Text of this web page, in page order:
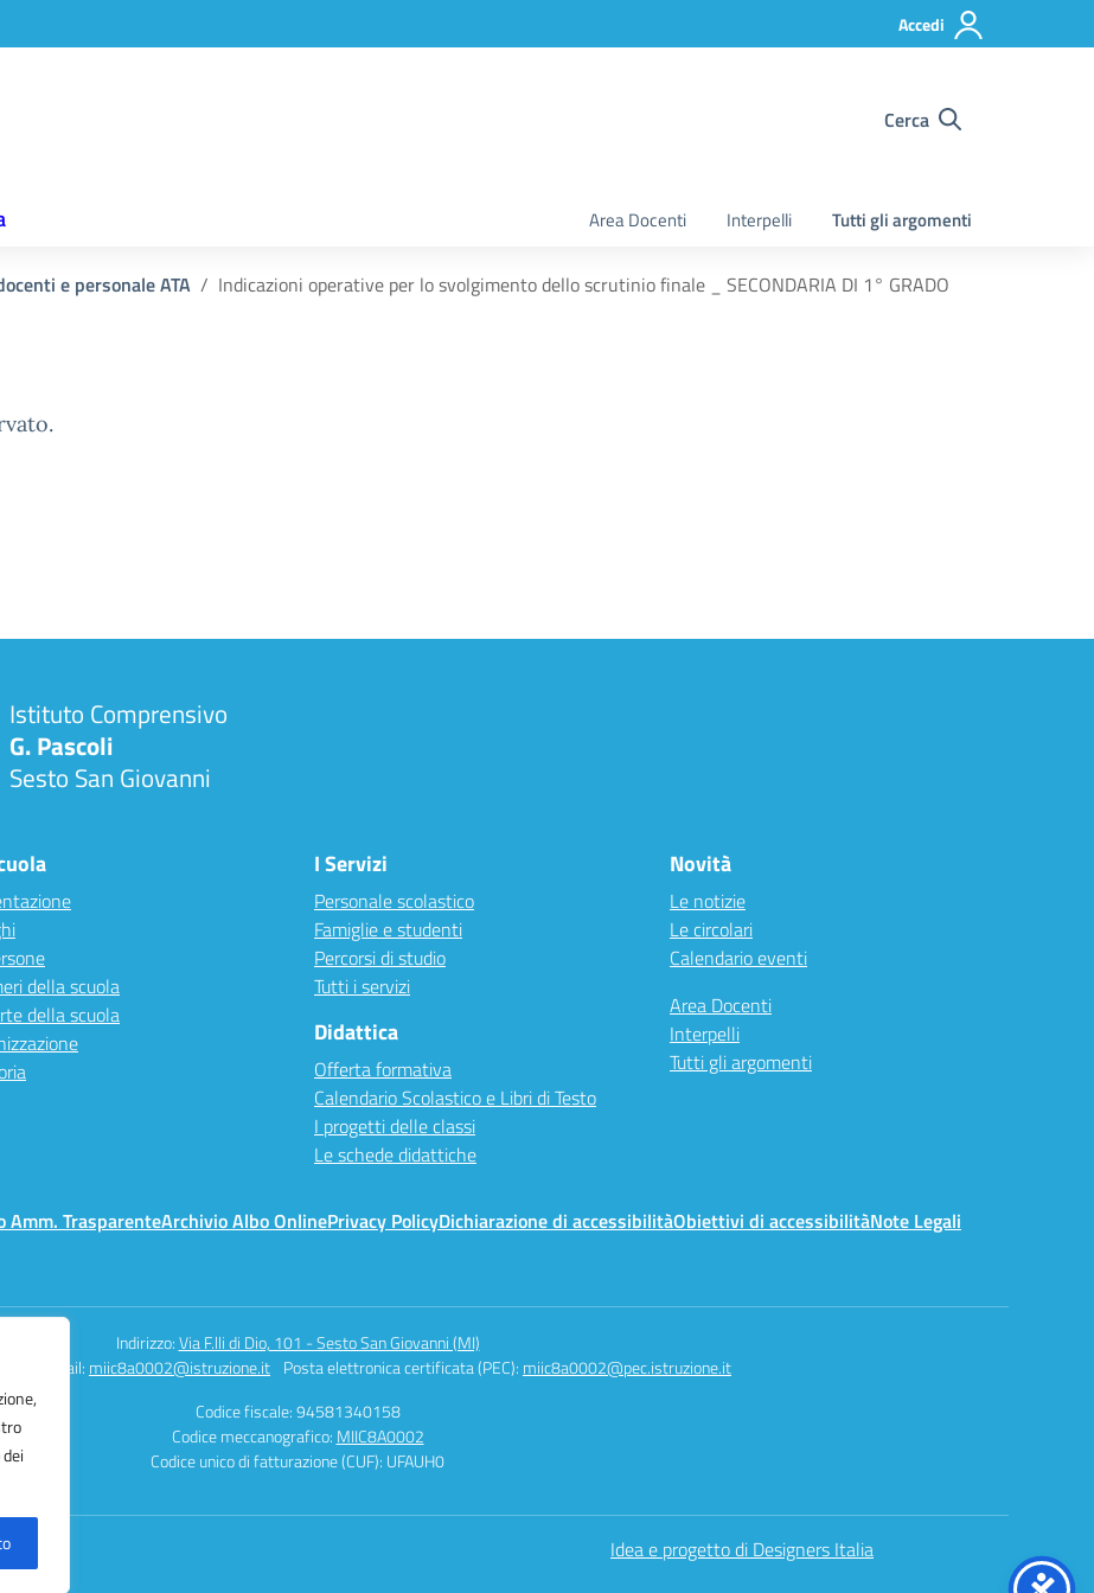
Accedi
Cerca
Area Docenti Interpelli Tutti gli argomenti
e personale ATA Indicazioni operative per lo svolgimento dello scrutinio finale _ SECONDARIA DI 1° GRADO
Istituto Comprensivo
G. Pascoli
Sesto San Giovanni
della scuola
della scuola
I Servizi
Personale scolastico
Famiglie e studenti
Percorsi di studio
Tutti i servizi
Didattica
Offerta formativa
Calendario Scolastico e Libri di Testo
I progetti delle classi
Le schede didattiche
Novità
Le notizie
Le circolari
Calendario eventi
Area Docenti
Interpelli
Tutti gli argomenti
Amm. TrasparenteArchivio Albo OnlinePrivacy PolicyDichiarazione di accessibilitàObiettivi di accessibilitàNote Legali
Indirizzo:Via F.lli di Dio, 101 - Sesto San Giovanni (MI)
Email: miic8a0002@istruzione.it Posta elettronica certificata (PEC): miic8a0002@pec.istruzione.it
Codice fiscale: 94581340158
Codice meccanografico: MIIC8A0002
Codice unico di fatturazione (CUF): UFAUH0
Idea e progetto di Designers Italia